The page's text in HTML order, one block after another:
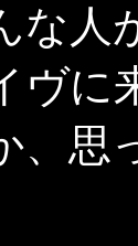
な人
ヴに
、思